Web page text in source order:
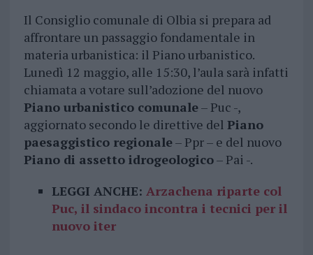
Il Consiglio comunale di Olbia si prepara ad
affrontare un passaggio fondamentale in
materia urbanistica: il Piano urbanistico.
Lunedì 12 maggio, alle 15:30, l’aula sarà infatti
chiamata a votare sull’adozione del nuovo
Piano urbanistico comunale– Puc -,
aggiornato secondo le direttive del Piano
paesaggistico regionale– Ppr – e del nuovo
Piano di assetto idrogeologico– Pai -.
LEGGI ANCHE: Arzachena riparte col
Puc, il sindaco incontra i tecnici per il
nuovo iter